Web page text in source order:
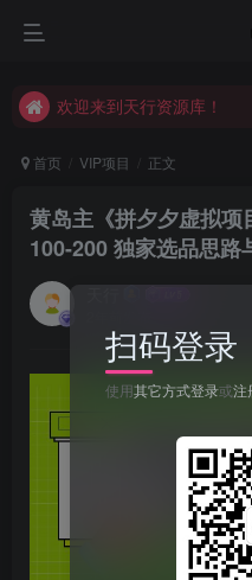
欢迎来到天行资源库！
首页 VIP项目 正文
黄岛主《拼夕夕虚拟
100-200 独家选品思路
扫码登录
使用其它方式登录或注